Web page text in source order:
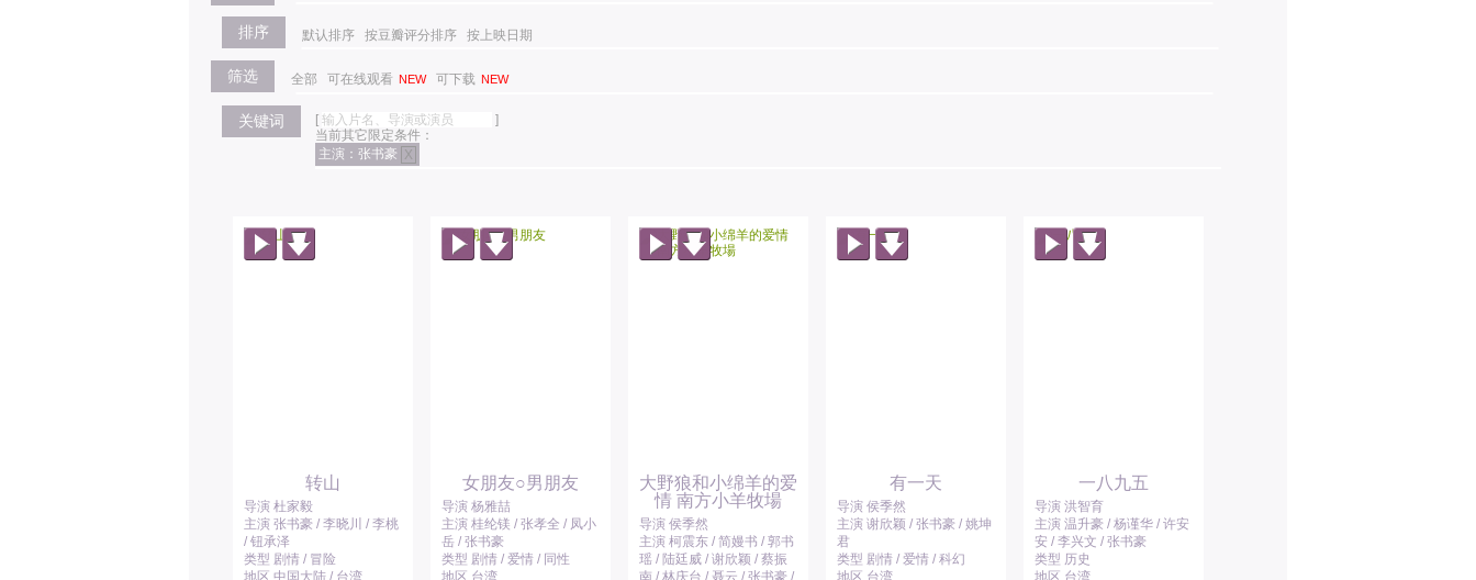
排序 默认排序 按豆瓣评分排序 按上映日期
筛选 全部 可在线观看 NEW 可下载 NEW
关键词 [
]
当前其它限定条件：
主演：张书豪 X
转山
导演 杜家毅
主演 张书豪 / 李晓川 / 李桃
/ 钮承泽
类型 剧情 / 冒险
女朋友○男朋友
导演 杨雅喆
主演 桂纶镁 / 张孝全 / 凤小
岳 / 张书豪
类型 剧情 / 爱情 / 同性
大野狼和小绵羊的爱
情 南方小羊牧場
导演 侯季然
主演 柯震东 / 简嫚书 / 郭书
瑶 / 陆廷威 / 谢欣颖 / 蔡振
有一天
导演 侯季然
主演 谢欣颖 / 张书豪 / 姚坤
君
类型 剧情 / 爱情 / 科幻
一八九五
导演 洪智育
主演 温升豪 / 杨谨华 / 许安
安 / 李兴文 / 张书豪
类型 历史